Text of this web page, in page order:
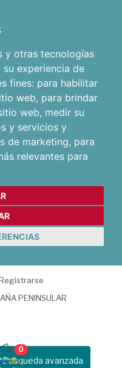
y otras tecnologías
experiencia de
fines: para habilitar
web, para brindar
web, medir su
y servicios y
de marketing, para
relevantes para
PENINSULAR
Busqueda avanzada
0